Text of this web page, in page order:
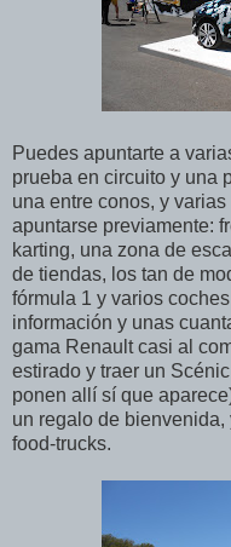
Puedes apuntarte a
prueba en circuito y una
una entre conos, y
apuntarse previamente:
karting, una zona de
de tiendas, los tan de
fórmula 1 y varios
información y unas
gama Renault casi al
estirado y traer un
ponen allí sí que
un regalo de
food-trucks.